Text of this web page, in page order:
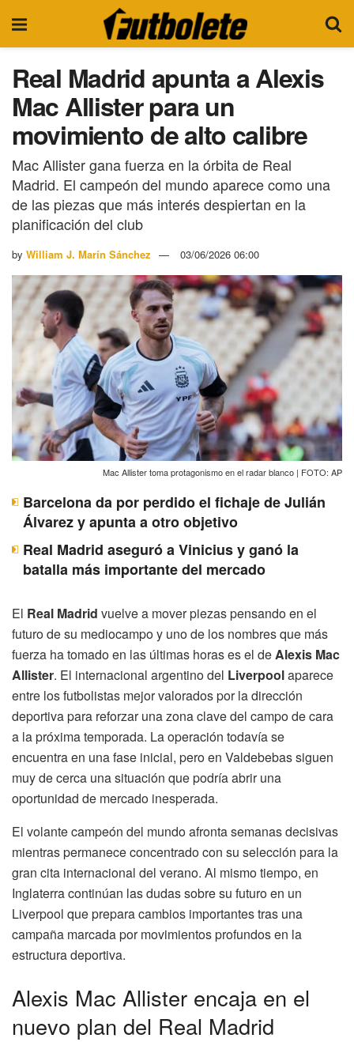
Real Madrid apunta a Alexis
Mac Allister para un
movimiento de alto calibre
Mac Allister gana fuerza en la órbita de Real
Madrid. El campeón del mundo aparece como una
de las piezas que más interés despiertan en la
planificación del club
by William J. Marín Sánchez 03/06/2026 06:00
Mac Allister toma protagonismo en el radar blanco | FOTO: AP
Barcelona da por perdido el fichaje de Julián
Álvarez y apunta a otro objetivo
Real Madrid aseguró a Vinicius y ganó la
batalla más importante del mercado
El Real Madrid vuelve a mover piezas pensando en el
futuro de su mediocampo y uno de los nombres que más
fuerza ha tomado en las últimas horas es el deAlexis Mac
Allister. El internacional argentino del Liverpoolaparece
entre los futbolistas mejor valorados por la dirección
deportiva para reforzar una zona clave del campo de cara
a la próxima temporada. La operación todavía se
encuentra en una fase inicial, pero en Valdebebas siguen
muy de cerca una situación que podría abrir una
oportunidad de mercado inesperada.
El volante campeón del mundo afronta semanas decisivas
mientras permanece concentrado con su selección para la
gran cita internacional del verano. Al mismo tiempo, en
Inglaterra continúan las dudas sobre su futuro en un
Liverpool que prepara cambios importantes tras una
campaña marcada por movimientos profundos en la
estructura deportiva.
Alexis Mac Allister encaja en el
nuevo plan del Real Madrid